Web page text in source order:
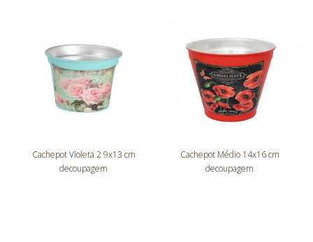
Cachepot Violeta 2 9x13 cm
decoupagem
Cachepot Médio 14x16 cm
decoupagem